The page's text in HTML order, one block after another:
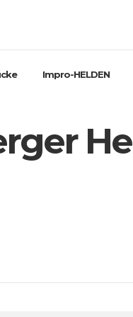
Impro-HELDEN